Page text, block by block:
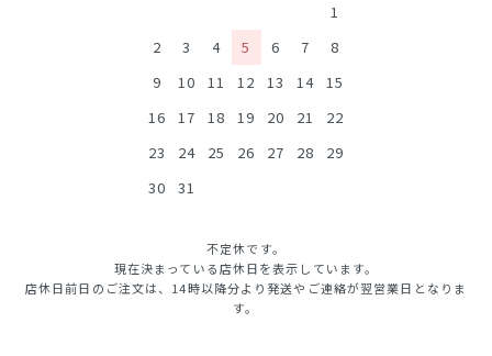
1
2
3 4 5 6 7
8
9
10 11 12 13 14 15
16
17 18 19 20 21
22
23
24 25 26 27 28
29
30
31
不定休です。
現在決まっている店休日を表示しています。
店休日前日のご注文は、14時以降分より発送やご連絡が翌営業日となりま
す。